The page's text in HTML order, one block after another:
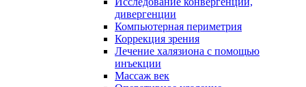
дивергенции
Компьютерная периметрия
Коррекция зрения
Лечение халязиона с помощью
инъекции
Массаж век